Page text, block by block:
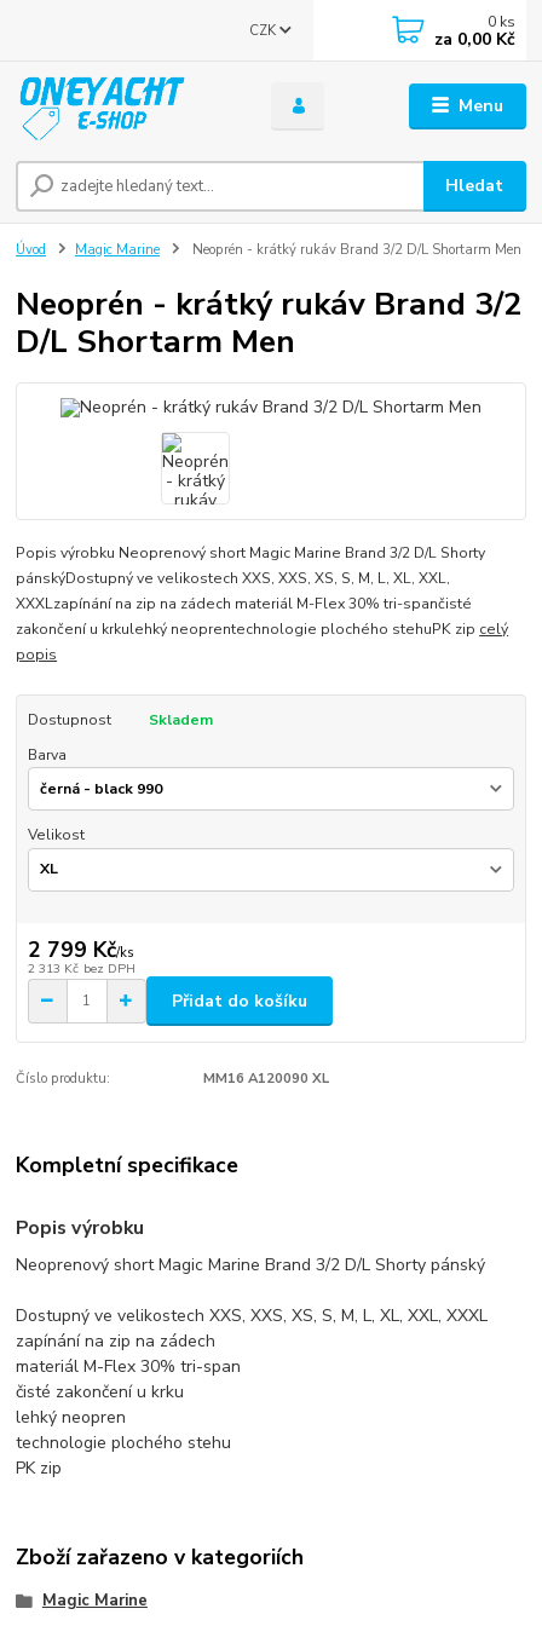
Menu
CZK
Hledat
0 ks
za 0,00 Kč
Úvod Magic Marine Neoprén - krátký rukáv Brand 3/2 D/L Shortarm Men
Neoprén - krátký rukáv Brand 3/2
D/L Shortarm Men
Popis výrobku Neoprenový short Magic Marine Brand 3/2 D/L Shorty
pánskýDostupný ve velikostech XXS, XXS, XS, S, M, L, XL, XXL,
XXXLzapínání na zip na zádech materiál M-Flex 30% tri-spančisté
zakončení u krkulehký neoprentechnologie plochého stehuPK zip celý
popis
Dostupnost
Skladem
Barva
Velikost
2 799 Kč/ks
2 313 Kč bez DPH
Přidat do košíku
Číslo produktu: MM16 A120090 XL
Kompletní specifikace
Popis výrobku
Neoprenový short Magic Marine Brand 3/2 D/L Shorty pánský
Dostupný ve velikostech XXS, XXS, XS, S, M, L, XL, XXL, XXXL
zapínání na zip na zádech
materiál M-Flex 30% tri-span
čisté zakončení u krku
lehký neopren
technologie plochého stehu
PK zip
Zboží zařazeno v kategoriích
Magic Marine